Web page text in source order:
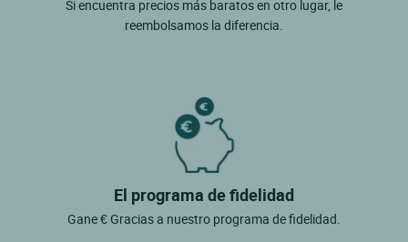
Si encuentra precios más baratos en otro lugar, le
reembolsamos la diferencia.
El programa de fidelidad
Gane € Gracias a nuestro programa de fidelidad.